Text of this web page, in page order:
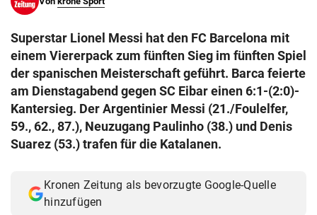
search
eingeben
© Krone Multimedia GmbH & Co KG 2026
Muthgasse 2, 1190 Wien
Superstar Lionel Messi hat den FC Barcelona mit
einem Viererpack zum fünften Sieg im fünften Spiel
der spanischen Meisterschaft geführt. Barca feierte
am Dienstagabend gegen SC Eibar einen 6:1-(2:0)-
Kantersieg. Der Argentinier Messi (21./Foulelfer,
59., 62., 87.), Neuzugang Paulinho (38.) und Denis
Suarez (53.) trafen für die Katalanen.
Kronen Zeitung als bevorzugte Google-Quelle
hinzufügen